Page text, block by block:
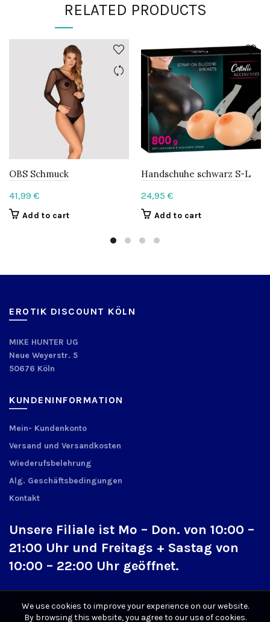
RELATED PRODUCTS
OBS Schmuck
41,99 €
Add to cart
Handschuhe schwarz S-L
24,95 €
Add to cart
EROTIK DISCOUNT KÖLN
MIKE HUNTER UG
Neue Weyerstr. 5
50676 Köln
KUNDENINFORMATION
Mein- Kundenkonto
Versand und Versandkosten
Wiederufsbelehrung
Alg. Geschäftsbedingungen
Kontakt
Unsere Filiale ist Mo – Don. von 10:00 –
21:00 Uhr und Freitags + Sastag von
10:00 – 22:00 Uhr geöffnet.
We use cookies to improve your experience on our website.
By browsing this website, you agree to our use of cookies.